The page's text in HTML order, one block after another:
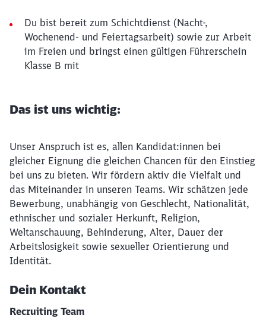
Du bist bereit zum Schichtdienst (Nacht-,
Wochenend- und Feiertagsarbeit) sowie zur Arbeit
im Freien und bringst einen gültigen Führerschein
Klasse B mit
Das ist uns wichtig:
Unser Anspruch ist es, allen Kandidat:innen bei
gleicher Eignung die gleichen Chancen für den Einstieg
bei uns zu bieten. Wir fördern aktiv die Vielfalt und
das Miteinander in unseren Teams. Wir schätzen jede
Bewerbung, unabhängig von Geschlecht, Nationalität,
ethnischer und sozialer Herkunft, Religion,
Weltanschauung, Behinderung, Alter, Dauer der
Arbeitslosigkeit sowie sexueller Orientierung und
Identität.
Dein Kontakt
Recruiting Team